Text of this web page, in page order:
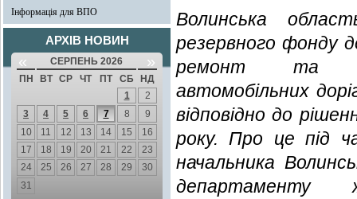
Інформація для ВПО
АРХІВ НОВИН
« СЕРПЕНЬ 2026 »
ПН ВТ СР ЧТ ПТ СБ
НД
1
2
3
4 5 6 7 8
9
10
11 12 13 14 15
16
17
18 19 20 21 22
23
24
25 26 27 28 29
30
31
Волинська
резервного фонду
ремонт та
автомобільних
відповідно до
року. Про це під
начальника
департаменту